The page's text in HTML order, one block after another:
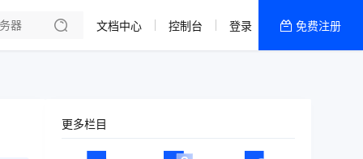
文档中心 控制台 登录 免费注册
更多栏目